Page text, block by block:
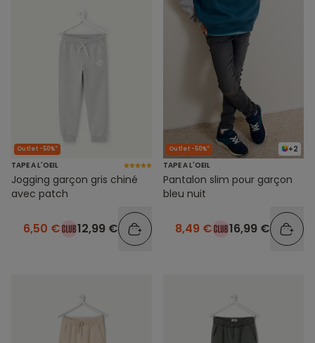
Outlet -50%*
TAPE A L'OEIL
Jogging garçon gris chiné
avec patch
6,50 € 12,99 €
+2
Outlet -50%*
TAPE A L'OEIL
Pantalon slim pour garçon
bleu nuit
8,49 € 16,99 €